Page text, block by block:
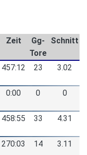
Zeit
Gg-
Tore
Schnitt
457:12 23 3.02
0:00 0 0
458:55 33 4.31
270:03 14 3.11